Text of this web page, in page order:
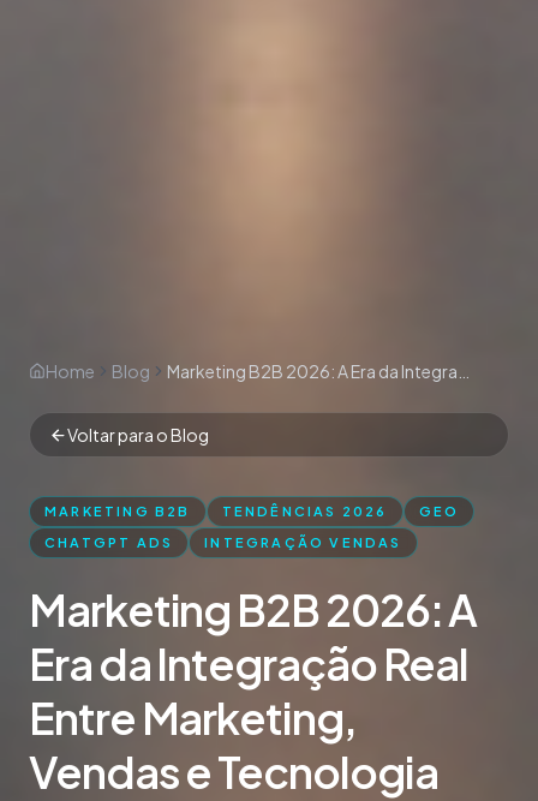
Home Blog
Voltar para o Blog
MARKETING B2B TENDÊNCIAS 2026
GEO
CHATGPT ADS
INTEGRAÇÃO VENDAS
Marketing B2B 2026: A
Era da Integração Real
Entre Marketing,
Vendas e Tecnologia